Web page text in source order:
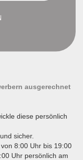
ausgerechnet
diese persönlich
sicher.
8:00 Uhr bis 19:00
Uhr persönlich am